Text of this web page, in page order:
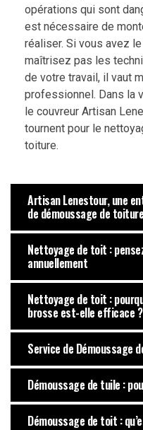
opérations qui sont
est nécessaire de
réaliser. Si vous avez
maîtrisez pas les
de votre travail, il vaut
professionnel. Dans la
le couvreur Artisan
tournent pour le
toiture.
Artisan Lenestour, une
de démoussage de toiture
Nettoyage de toit :
annuellement
Nettoyage de toit :
brosse est-elle efficace ?
Service de Démoussage
Démoussage de tuile :
Démoussage de toit :